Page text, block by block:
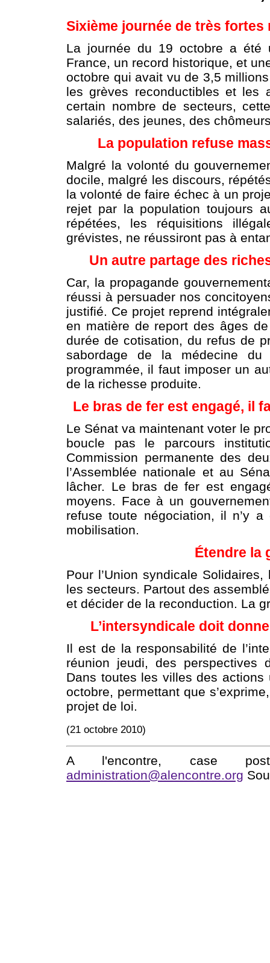
Sixième journée de très
La journée du 19 octobre a été
France, un record historique, et
octobre qui avait vu de 3,5
les grèves reconductibles et les
certain nombre de secteurs,
salariés, des jeunes, des
La population refuse
Malgré la volonté du
docile, malgré les discours,
la volonté de faire échec à un
rejet par la population toujours
répétées, les réquisitions
grévistes, ne réussiront pas à
Un autre partage des
Car, la propagande
réussi à persuader nos
justifié. Ce projet reprend
en matière de report des âges
durée de cotisation, du refus de
sabordage de la médecine
programmée, il faut imposer un
de la richesse produite.
Le bras de fer est engagé, il
Le Sénat va maintenant voter le
boucle pas le parcours
Commission permanente des
l’Assemblée nationale et au
lâcher. Le bras de fer est
moyens. Face à un
refuse toute négociation, il n’y
mobilisation.
Étendre la
Pour l’Union syndicale
les secteurs. Partout des
et décider de la reconduction. La
L’intersyndicale doit
Il est de la responsabilité de
réunion jeudi, des perspectives
Dans toutes les villes des
octobre, permettant que
projet de loi.
(21 octobre 2010)
A l'encontre, case
administration@alencontre.org